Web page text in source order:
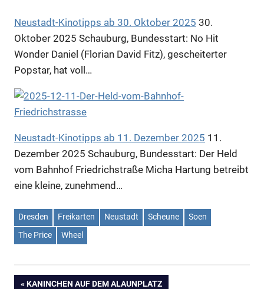
Anzeige
Anzeige
Neustadt-Kinotipps ab 30. Oktober 2025 30.
Oktober 2025 Schauburg, Bundesstart: No Hit
Wonder Daniel (Florian David Fitz), gescheiterter
Popstar, hat voll…
Neustadt-Kinotipps ab 11. Dezember 2025 11.
Dezember 2025 Schauburg, Bundesstart: Der Held
vom Bahnhof Friedrichstraße Micha Hartung betreibt
eine kleine, zunehmend…
Dresden Freikarten Neustadt Scheune
Soen
The Price
Wheel
VORHERIGER
KANINCHEN AUF DEM ALAUNPLATZ